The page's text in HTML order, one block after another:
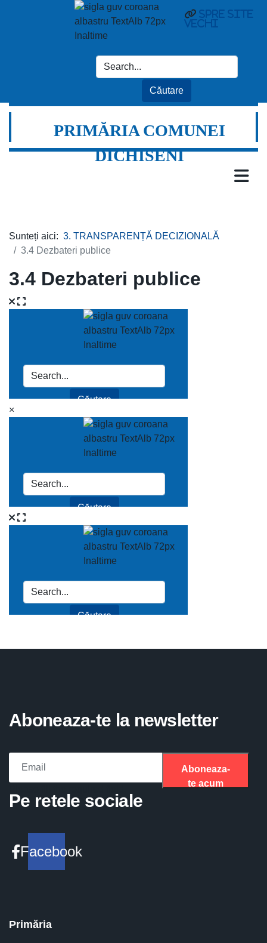
Spre site
vechi
PRIMĂRIA COMUNEI
DICHISENI
Sunteți aici: 3. TRANSPARENȚĂ DECIZIONALĂ
3.4 Dezbateri publice
3.4 Dezbateri publice
×
Aboneaza-te la newsletter
Aboneaza-
te acum
Pe retele sociale
Facebook
Primăria